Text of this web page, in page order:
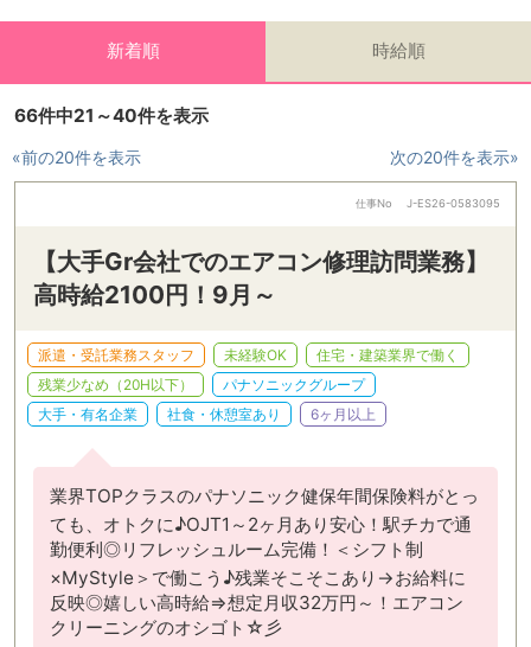
新着順 時給順
66件中21～40件を表示
«前の20件を表示 次の20件を表示»
仕事No J-ES26-0583095
【大手Gr会社でのエアコン修理訪問業務】
高時給2100円！9月～
派遣・受託業務スタッフ 未経験OK
住宅・建築業界で働く
残業少なめ（20H以下）
パナソニックグループ
大手・有名企業
社食・休憩室あり 6ヶ月以上
業界TOPクラスのパナソニック健保年間保険料がとっ
ても、オトクに♪OJT1～2ヶ月あり安心！駅チカで通
勤便利◎リフレッシュルーム完備！＜シフト制
×MyStyle＞で働こう♪残業そこそこあり→お給料に
反映◎嬉しい高時給⇒想定月収32万円～！エアコン
クリーニングのオシゴト☆彡